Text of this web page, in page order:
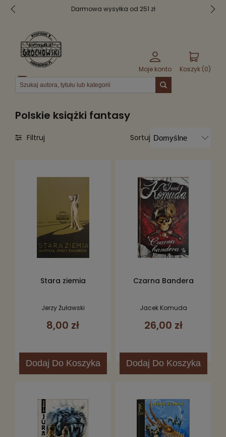
Bezpieczne pakowanie
Moje konto Koszyk (0)
Menu
Polskie książki fantasy
Sortuj
Filtruj
Stara ziemia
Jerzy Żuławski
8,00 zł
Dodaj Do Koszyka
Czarna Bandera
Jacek Komuda
26,00 zł
Dodaj Do Koszyka